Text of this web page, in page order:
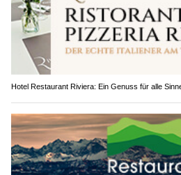
Hotel Restaurant Riviera: Ein Genuss für alle